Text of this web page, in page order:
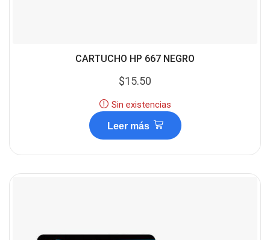
CARTUCHO HP 667 NEGRO
$15.50
Sin existencias
Leer más